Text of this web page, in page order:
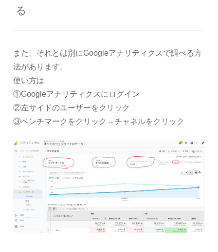
る
また、それとは別にGoogleアナリティクスで調べる方
法があります。
使い方は
①Googleアナリティクスにログイン
②左サイドのユーザーをクリック
③ベンチマークをクリック→チャネルをクリック